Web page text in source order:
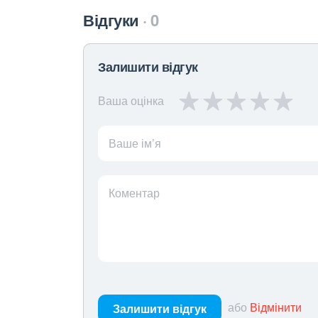
Відгуки 0
Залишити відгук
Ваша оцінка
Ваше ім’я
Коментар
Залишити відгук або Відмінити